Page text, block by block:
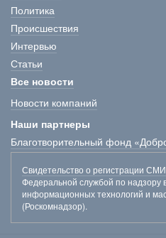
Политика
Происшествия
Интервью
Статьи
Все новости
Новости компаний
Наши партнеры
Благотворительный фонд
Свидетельство о регистрации СМИ
Федеральной службой по надзору
информационных технологий и
(Роскомнадзор).